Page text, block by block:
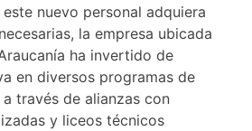
nuevo personal adquiera
la empresa ubicada
ha invertido de
en diversos programas de
través de alianzas con
y liceos técnicos